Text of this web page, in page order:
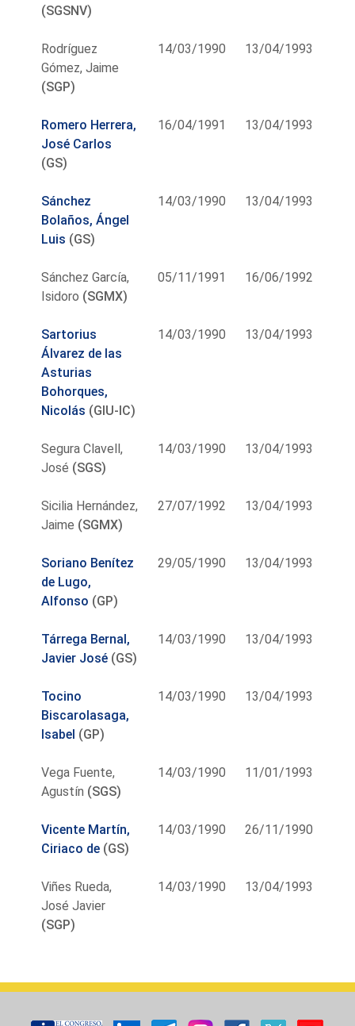
(SGSNV)
Rodríguez
Gómez, Jaime
(SGP)
14/03/1990 13/04/1993
Romero Herrera,
José Carlos
(GS)
16/04/1991 13/04/1993
Sánchez
Bolaños, Ángel
Luis (GS)
14/03/1990 13/04/1993
Sánchez García,
Isidoro (SGMX)
05/11/1991 16/06/1992
Sartorius
Álvarez de las
Asturias
Bohorques,
Nicolás (GIU-IC)
14/03/1990 13/04/1993
Segura Clavell,
José (SGS)
14/03/1990 13/04/1993
Sicilia Hernández,
Jaime (SGMX)
27/07/1992 13/04/1993
Soriano Benítez
de Lugo,
Alfonso (GP)
29/05/1990 13/04/1993
Tárrega Bernal,
Javier José (GS)
14/03/1990 13/04/1993
Tocino
Biscarolasaga,
Isabel (GP)
14/03/1990 13/04/1993
Vega Fuente,
Agustín (SGS)
14/03/1990 11/01/1993
Vicente Martín,
Ciriaco de (GS)
14/03/1990 26/11/1990
Viñes Rueda,
José Javier
(SGP)
14/03/1990 13/04/1993